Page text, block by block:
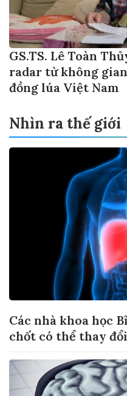
GS.TS. Lê Toàn
radar từ không
đồng lúa Việt Nam
Nhìn ra thế giới
Các nhà khoa học
chốt có thể thay